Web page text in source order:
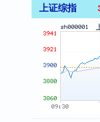
上证综指